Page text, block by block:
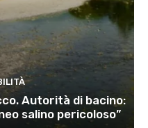
Autorità di bacino:
salino pericoloso”